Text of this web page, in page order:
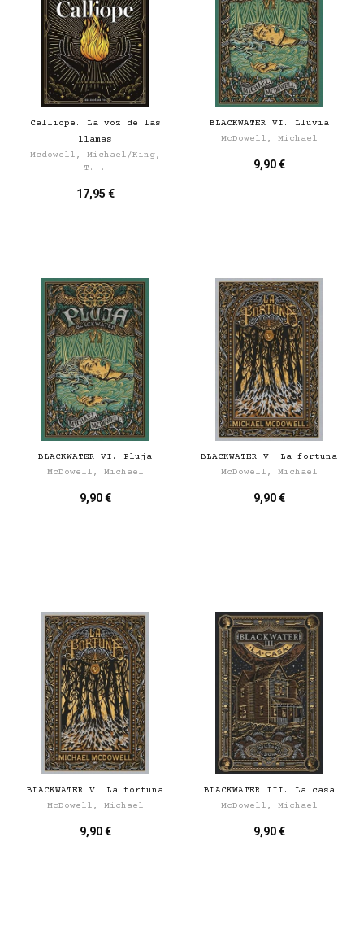
Calliope. La voz de las
llamas
Mcdowell, Michael/King,
T...
17,95 €
BLACKWATER VI. Lluvia
McDowell, Michael
9,90 €
BLACKWATER VI. Pluja
McDowell, Michael
9,90 €
BLACKWATER V. La fortuna
McDowell, Michael
9,90 €
BLACKWATER V. La fortuna
McDowell, Michael
9,90 €
BLACKWATER III. La casa
McDowell, Michael
9,90 €